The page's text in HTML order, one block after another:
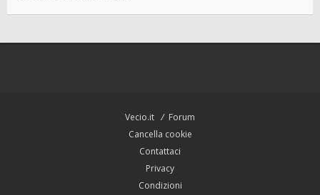
Vecio.it
Forum
Cancella cookie
Contattaci
Privacy
Condizioni